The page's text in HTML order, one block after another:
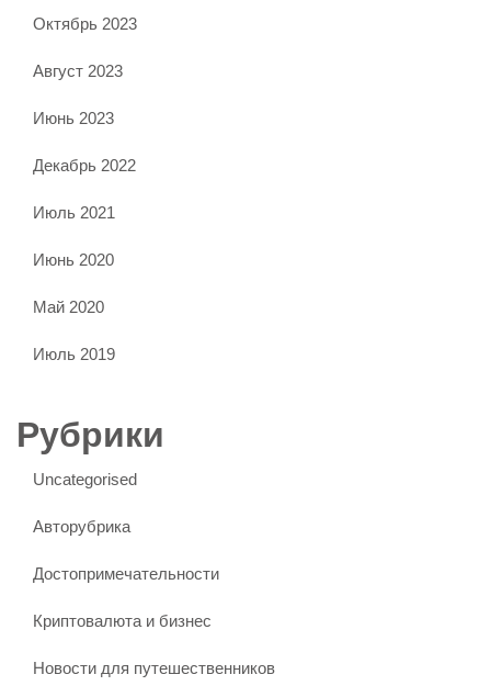
Октябрь 2023
Август 2023
Июнь 2023
Декабрь 2022
Июль 2021
Июнь 2020
Май 2020
Июль 2019
Рубрики
Uncategorised
Авторубрика
Достопримечательности
Криптовалюта и бизнес
Новости для путешественников